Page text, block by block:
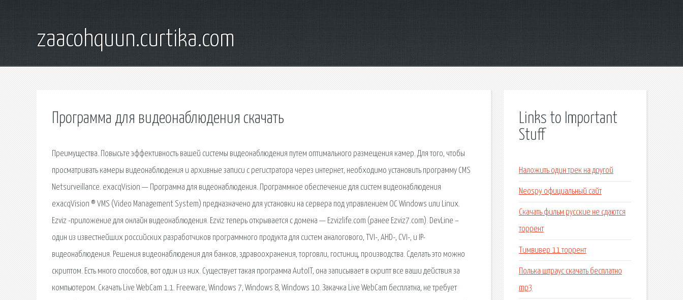
zaacohquun.curtika.com
Программа для видеонаблюдения скачать
Преимущества. Повысьте эффективность вашей системы видеонаблюдения путем оптимального размещения камер. Для того, чтобы
просматривать камеры видеонаблюдения и архивные записи с регистратора через интернет, необходимо установить программу CMS
Netsurveillance. exacqVision — Программа для видеонаблюдения. Программное обеспечение для систем видеонаблюдения
exacqVision ® VMS (Video Management System) предназначено для установки на сервера под управлением ОС Windows или Linux.
Ezviz -приложение для онлайн видеонаблюдения. Ezviz теперь открывается с домена — Ezvizlife.com (ранее Ezviz7.com). DevLine –
один из известнейших российских разработчиков программного продукта для систем аналогового, TVI-, AHD-, CVI-, и IP-
видеонаблюдения. Решения видеонаблюдения для банков, здравоохранения, торговли, гостиниц, производства. Сделать это можно
скриптом. Есть много способов, вот один из них. Существует такая программа AutoIT, она записывает в скрипт все ваши действия за
компьютером. Скачать Live WebCam 1.1. Freeware, Windows 7, Windows 8, Windows 10. Закачка Live WebCam бесплатна, не требует
Links to Important
Stuff
Наложить один трек на другой
Neospy официальный сайт
Скачать фильм русские не сдаются
торрент
Тимвивер 11 торрент
Полька штраус скачать бесплатно
mp3